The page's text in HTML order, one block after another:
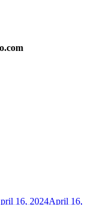
16, 2024April 16,